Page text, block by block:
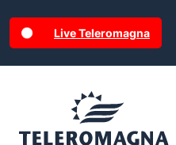
Live Teleromagna